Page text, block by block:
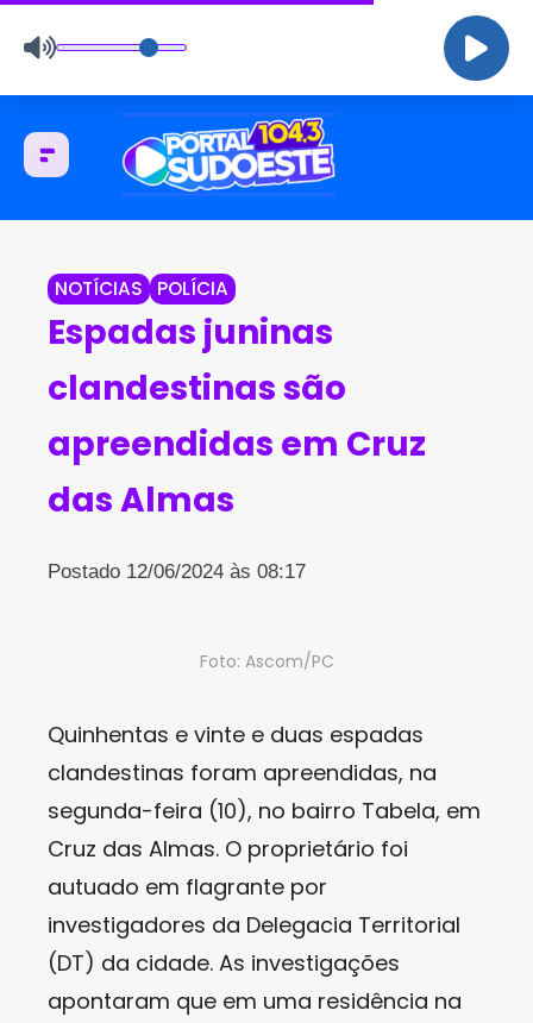
NOTÍCIAS POLÍCIA
Espadas juninas
clandestinas são
apreendidas em Cruz
das Almas
Postado 12/06/2024 às 08:17
Foto: Ascom/PC
Quinhentas e vinte e duas espadas
clandestinas foram apreendidas, na
segunda-feira (10), no bairro Tabela, em
Cruz das Almas. O proprietário foi
autuado em flagrante por
investigadores da Delegacia Territorial
(DT) da cidade. As investigações
apontaram que em uma residência na